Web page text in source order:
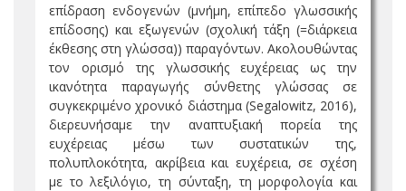
επίδραση ενδογενών (μνήμη, επίπεδο γλωσσικής
επίδοσης) και εξωγενών (σχολική τάξη (=διάρκεια
έκθεσης στη γλώσσα)) παραγόντων. Ακολουθώντας
τον ορισμό της γλωσσικής ευχέρειας ως την
ικανότητα παραγωγής σύνθετης γλώσσας σε
συγκεκριμένο χρονικό διάστημα (Segalowitz, 2016),
διερευνήσαμε την αναπτυξιακή πορεία της
ευχέρειας μέσω των συστατικών της,
πολυπλοκότητα, ακρίβεια και ευχέρεια, σε σχέση
με το λεξιλόγιο, τη σύνταξη, τη μορφολογία και